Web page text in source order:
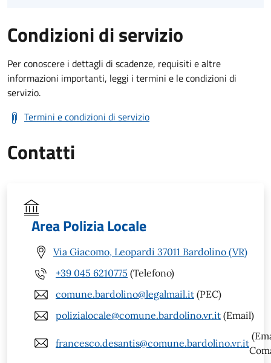
Condizioni di servizio
Per conoscere i dettagli di scadenze, requisiti e altre
informazioni importanti, leggi i termini e le condizioni di
servizio.
Termini e condizioni di servizio
Contatti
Area Polizia Locale
Via Giacomo, Leopardi 37011 Bardolino (VR)
+39 045 6210775 (Telefono)
comune.bardolino@legalmail.it (PEC)
polizialocale@comune.bardolino.vr.it (Email)
francesco.desantis@comune.bardolino.vr.it